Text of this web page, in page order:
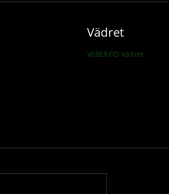
Vädret
VEBERÖD Vädret